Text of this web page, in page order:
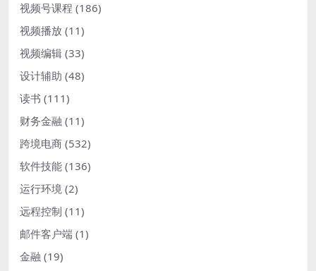
视频号课程 (186)
视频播放 (11)
视频编辑 (33)
设计辅助 (48)
读书 (111)
财务金融 (11)
跨境电商 (532)
软件技能 (136)
运行环境 (2)
远程控制 (11)
邮件客户端 (1)
金融 (19)